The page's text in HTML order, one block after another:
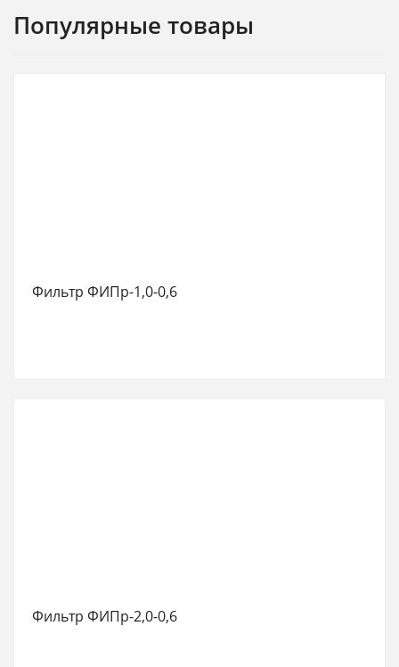
Популярные товары
Фильтр ФИПр-1,0-0,6
Фильтр ФИПр-2,0-0,6